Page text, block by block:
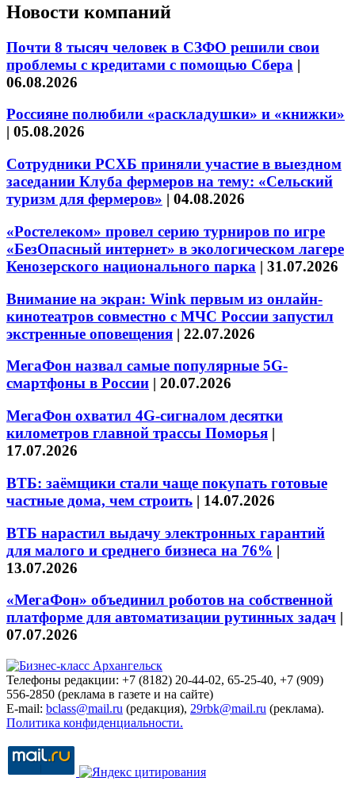
Новости компаний
Почти 8 тысяч человек в СЗФО решили свои
проблемы с кредитами с помощью Сбера |
06.08.2026
Россияне полюбили «раскладушки» и «книжки»
| 05.08.2026
Сотрудники РСХБ приняли участие в выездном
заседании Клуба фермеров на тему: «Сельский
туризм для фермеров» | 04.08.2026
«Ростелеком» провел серию турниров по игре
«БезОпасный интернет» в экологическом лагере
Кенозерского национального парка | 31.07.2026
Внимание на экран: Wink первым из онлайн-
кинотеатров совместно с МЧС России запустил
экстренные оповещения | 22.07.2026
МегаФон назвал самые популярные 5G-
смартфоны в России | 20.07.2026
МегаФон охватил 4G-сигналом десятки
километров главной трассы Поморья |
17.07.2026
ВТБ: заёмщики стали чаще покупать готовые
частные дома, чем строить | 14.07.2026
ВТБ нарастил выдачу электронных гарантий
для малого и среднего бизнеса на 76% |
13.07.2026
«МегаФон» объединил роботов на собственной
платформе для автоматизации рутинных задач |
07.07.2026
Телефоны редакции: +7 (8182) 20-44-02, 65-25-40, +7 (909)
556-2850 (реклама в газете и на сайте)
E-mail: bclass@mail.ru (редакция), 29rbk@mail.ru (реклама).
Политика конфиденциальности.